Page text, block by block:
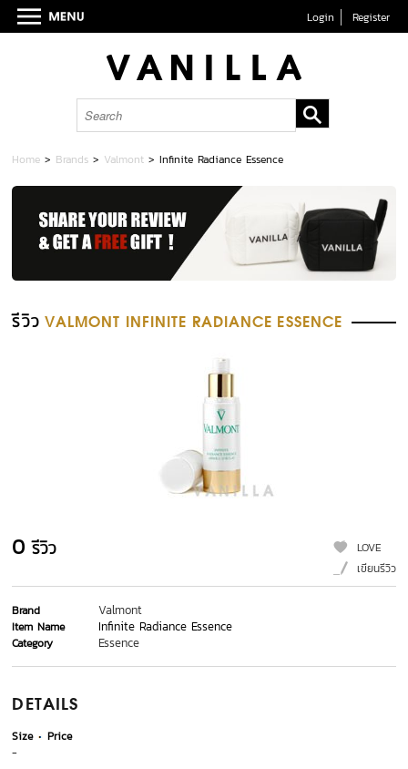
Login Register
Home > Brands > Valmont >Infinite Radiance Essence
รีวิว VALMONT INFINITE RADIANCE ESSENCE
0 รีวิว
LOVE
เขียนรีวิว
Brand Valmont
Item Name Infinite Radiance Essence
Category Essence
DETAILS
Size
Price
-